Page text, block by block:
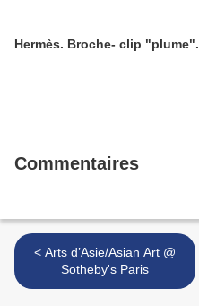
Hermès. Broche- clip "plume".
Commentaires
< Arts d’Asie/Asian Art @
Sotheby's Paris